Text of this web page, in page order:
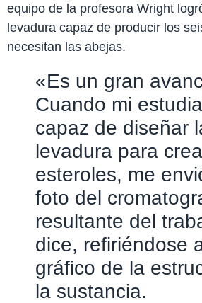
equipo de la profesora Wright
levadura capaz de producir los
necesitan las abejas.
«Es un gran
Cuando mi
capaz de diseñar
levadura para
esteroles, me
foto del
resultante del
dice, refiriéndose
gráfico de la
la sustancia.